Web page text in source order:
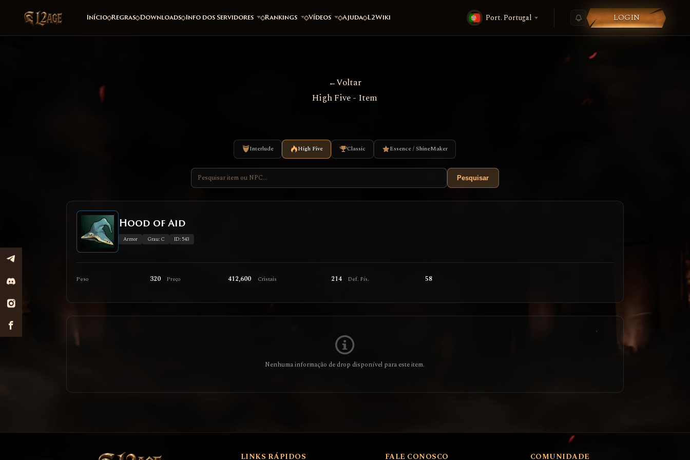
Início Regras Downloads Info dos Servidores Rankings Vídeos Ajuda L2Wiki Port. Portugal LOGIN
Voltar
High Five - Item
Interlude High Five Classic Essence / ShineMaker
Pesquisar
Hood of Aid
Armor Grau: C ID: 543
Peso 320 Preço 412,600 Cristais 214 Def. Fís. 58
Nenhuma informação de drop disponível para este item.
LINKS RÁPIDOS FALE CONOSCO COMUNIDADE